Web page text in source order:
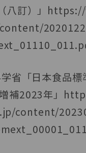
八訂）」
省「日本食品標
補2023年」
content/